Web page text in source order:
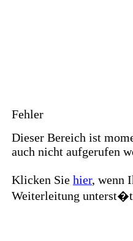
Fehler
Dieser Bereich ist
auch nicht aufgerufen
Klicken Sie hier, wenn
Weiterleitung